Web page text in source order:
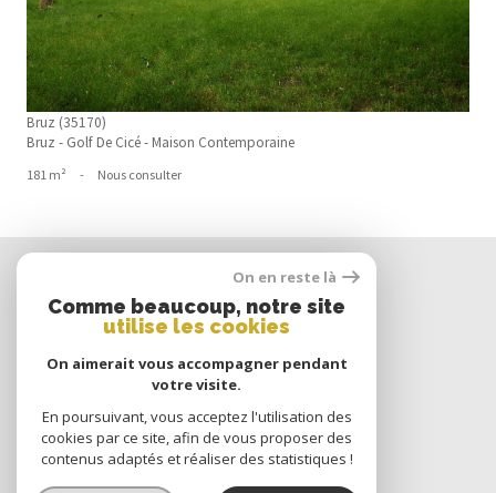
Bruz (35170)
Bruz - Golf De Cicé - Maison Contemporaine
181 m² - Nous consulter
Nous
SUIVRE
Nous
ADHÉRONS
On en reste là
Comme beaucoup, notre site
utilise les cookies
On aimerait vous accompagner pendant
votre visite.
En poursuivant, vous acceptez l'utilisation des
cookies par ce site, afin de vous proposer des
contenus adaptés et réaliser des statistiques !